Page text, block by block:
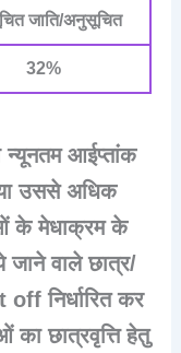
जाति/अनुसूचित
32%
आईप्तांक
उससे अधिक
के मेधाक्रम के
जाने वाले छात्र/
off निर्धारित कर
का छात्रवृत्ति हेतु